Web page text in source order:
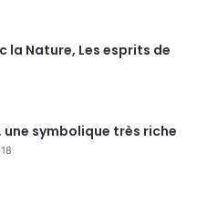
la Nature, Les esprits de
une symbolique très riche